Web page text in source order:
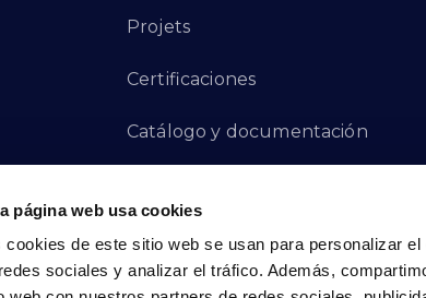
página web usa cookies
cookies de este sitio web se usan para personalizar
sociales y analizar el tráfico. Además,
Projets
Certificaciones
Catálogo y documentación
Canal de denuncias
Contact